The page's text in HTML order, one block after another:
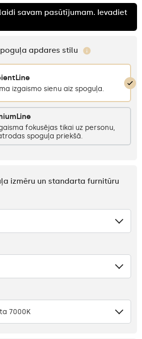
savam pasūtījumam. Ievadiet
apdares stilu
izgaismo sienu aiz spoguļa.
fokusējas tikai uz personu,
spoguļa priekšā.
izmēru un standarta furnitūru
7000K